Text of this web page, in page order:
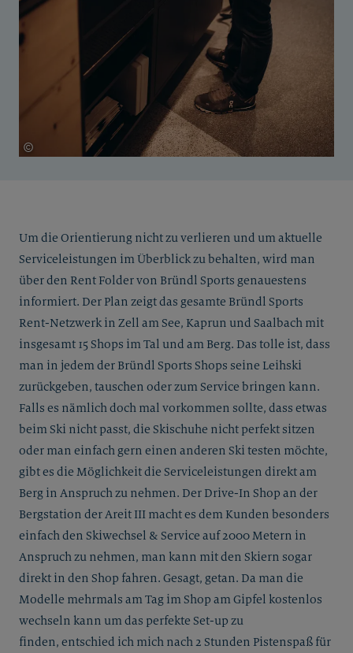
© Katharina Wildenhof
Um die Orientierung nicht zu verlieren und um aktuelle
Serviceleistungen im Überblick zu behalten, wird man
über den Rent Folder von Bründl Sports genauestens
informiert. Der Plan zeigt das gesamte Bründl Sports
Rent-Netzwerk in Zell am See, Kaprun und Saalbach mit
insgesamt 15 Shops im Tal und am Berg. Das tolle ist, dass
man in jedem der Bründl Sports Shops seine Leihski
zurückgeben, tauschen oder zum Service bringen kann.
Falls es nämlich doch mal vorkommen sollte, dass etwas
beim Ski nicht passt, die Skischuhe nicht perfekt sitzen
oder man einfach gern einen anderen Ski testen möchte,
gibt es die Möglichkeit die Serviceleistungen direkt am
Berg in Anspruch zu nehmen. Der Drive-In Shop an der
Bergstation der Areit III macht es dem Kunden besonders
einfach den Skiwechsel & Service auf 2000 Metern in
Anspruch zu nehmen, man kann mit den Skiern sogar
direkt in den Shop fahren. Gesagt, getan. Da man die
Modelle mehrmals am Tag im Shop am Gipfel kostenlos
wechseln kann um das perfekte Set-up zu
finden, entschied ich mich nach 2 Stunden Pistenspaß für